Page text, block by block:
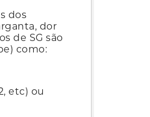
dos
dor
de SG são
como:
etc) ou